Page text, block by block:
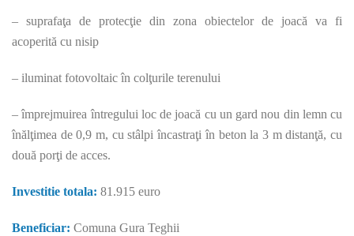
– suprafaţa de protecţie din zona obiectelor de joacă va fi
acoperită cu nisip
– iluminat fotovoltaic în colţurile terenului
– împrejmuirea întregului loc de joacă cu un gard nou din lemn cu
înălţimea de 0,9 m, cu stâlpi încastraţi în beton la 3 m distanţă, cu
două porţi de acces.
Investitie totala: 81.915 euro
Beneficiar: Comuna Gura Teghii